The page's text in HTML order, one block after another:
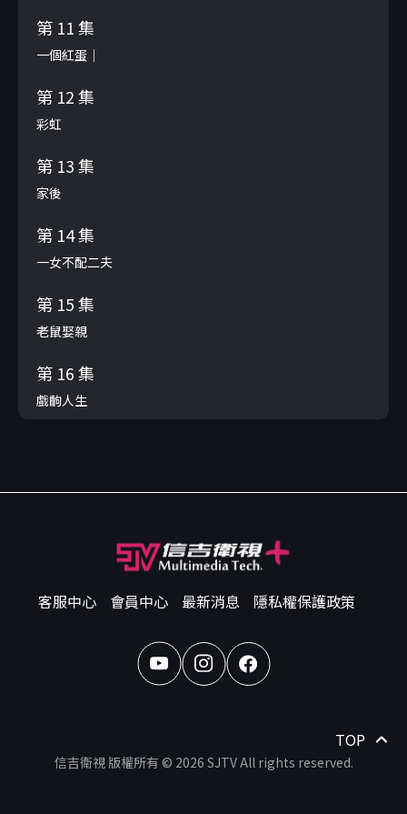
第 11 集
一個紅蛋｜
第 12 集
彩虹
第 13 集
家後
第 14 集
一女不配二夫
第 15 集
老鼠娶親
第 16 集
戲齣人生
客服中心 會員中心 最新消息 隱私權保護政策
TOP
信吉衛視 版權所有 © 2026 SJTV All rights reserved.